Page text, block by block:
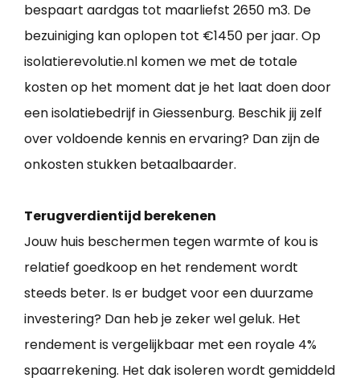
bespaart aardgas tot maarliefst 2650 m3. De
bezuiniging kan oplopen tot €1450 per jaar. Op
isolatierevolutie.nl komen we met de totale
kosten op het moment dat je het laat doen door
een isolatiebedrijf in Giessenburg. Beschik jij zelf
over voldoende kennis en ervaring? Dan zijn de
onkosten stukken betaalbaarder.
Terugverdientijd berekenen
Jouw huis beschermen tegen warmte of kou is
relatief goedkoop en het rendement wordt
steeds beter. Is er budget voor een duurzame
investering? Dan heb je zeker wel geluk. Het
rendement is vergelijkbaar met een royale 4%
spaarrekening. Het dak isoleren wordt gemiddeld